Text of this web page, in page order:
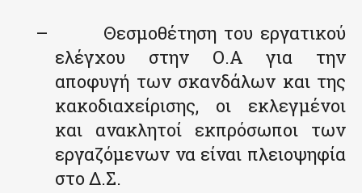
–
Θεσμοθέτηση του εργατικού
ελέγχου στην Ο.Α για την
αποφυγή των σκανδάλων και της
κακοδιαχείρισης, οι εκλεγμένοι
και ανακλητοί εκπρόσωποι των
εργαζόμενων να είναι πλειοψηφία
στο Δ.Σ.